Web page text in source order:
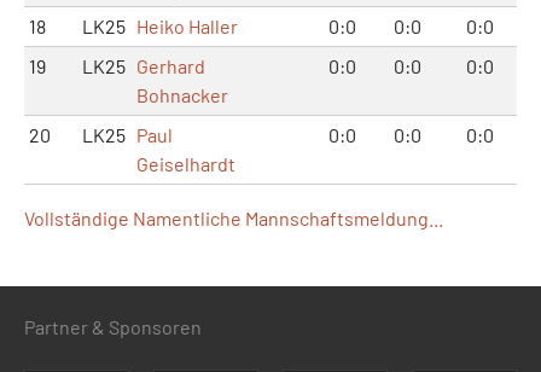
18 LK25 Heiko Haller 0:0 0:0
0:0
19
LK25 Gerhard
Bohnacker
0:0 0:0 0:0
20 LK25 Paul
Geiselhardt
0:0 0:0 0:0
Vollständige Namentliche Mannschaftsmeldung...
Partner & Sponsoren